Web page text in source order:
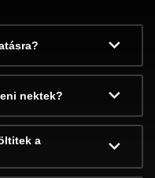
nektek?
a